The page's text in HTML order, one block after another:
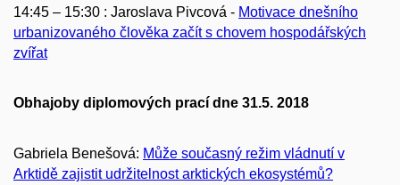
14:45 – 15:30 : Jaroslava Pivcová - Motivace dnešního
urbanizovaného člověka začít s chovem hospodářských
zvířat
Obhajoby diplomových prací dne 31.5. 2018
Gabriela Benešová: Může současný režim vládnutí v
Arktidě zajistit udržitelnost arktických ekosystémů?